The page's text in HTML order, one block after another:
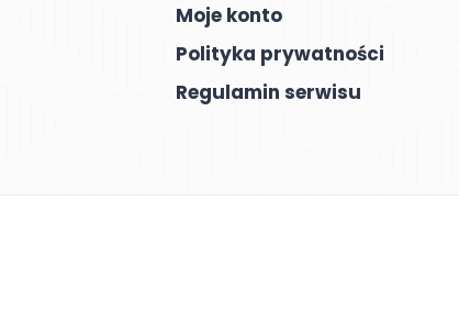
Moje konto
Polityka prywatności
Regulamin serwisu